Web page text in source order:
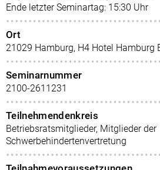
Ende letzter Seminartag: 15:30 Uhr
Ort
21029 Hamburg, H4 Hotel Hamburg
Seminarnummer
2100-2611231
Teilnehmendenkreis
Betriebsratsmitglieder, Mitglieder der
Schwerbehindertenvertretung